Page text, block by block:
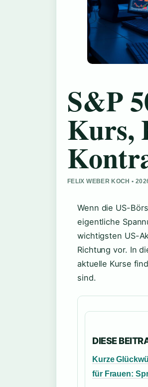
S&P
Kurs,
FELIX WEBER KOCH •
Wenn die US-
eigentliche
wichtigsten US-
Richtung vor. In
aktuelle Kurse
sind.
DIESE
Kurze
für Frauen: